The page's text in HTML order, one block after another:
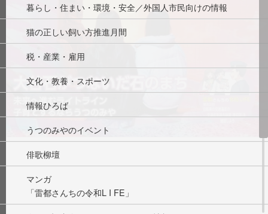
暮らし・住まい・環境・安全／外国人市民向けの情報
猫の正しい飼い方推進月間
税・産業・雇用
文化・教養・スポーツ
情報ひろば
うつのみやのイベント
俳歌柳壇
マンガ
「雷都さんちの令和L I FE」